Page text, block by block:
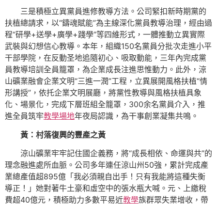
三是積極立異黨員進修教導方法。公司緊扣新時期黨的
扶植總請求，以“鑄魂賦能”為主線深化黨員教導治理，經由過
程“研學+送學+廣學+踐學”等四維形式，一體推動立異實際
武裝與幻想信心教導。本年，組織150名黨員分批次走進小平
干部學院，在反動圣地追隨初心、吸取動能，三年內完成黨
員教導培訓全員籠罩，為企業成長注進思惟動力。此外，涼
山礦業融會企業文明“三進一潤”工程，立異展開風格扶植“情
形講授”，依托企業文明展廳，將黨性教導與風格扶植具象
化、場景化，完成下層班組全籠罩，300余名黨員介入，推
進全員筑牢教學場地年夜局認識，為干事創業凝集共鳴。
黃：村落復興的豐產之黃
涼山礦業牢牢記住國企義務，將“成長相依、命運與共”的
理念融進處所血脈。公司多年連任涼山州50強，累計完成產
業總產值超895億「我必須親自出手！只有我能將這種失衡
導正！」她對著牛土豪和虛空中的張水瓶大喊。元、上繳稅
費超40億元，積極助力多數平易近教學族群眾失業增收，帶